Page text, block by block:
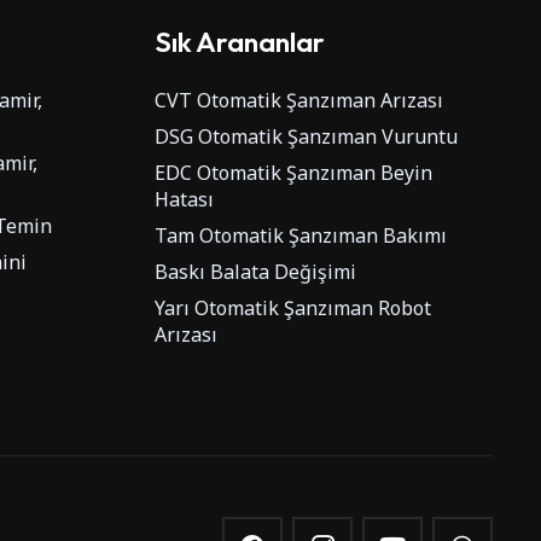
Sık Arananlar
CVT Otomatik Şanzıman Arızası
DSG Otomatik Şanzıman Vuruntu
EDC Otomatik Şanzıman Beyin
Hatası
Tam Otomatik Şanzıman Bakımı
Baskı Balata Değişimi
Yarı Otomatik Şanzıman Robot
Arızası